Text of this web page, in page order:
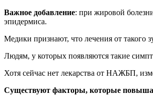
Важное добавление: при жировой
эпидермиса.
Медики признают, что лечения от такого
Людям, у которых появляются такие
Хотя сейчас нет лекарства от НАЖБП,
Существуют факторы, которые